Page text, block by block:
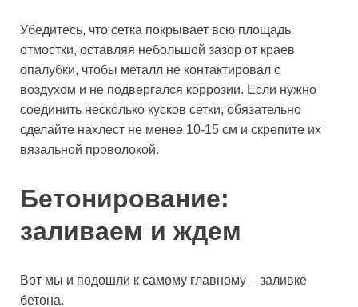
Убедитесь, что сетка покрывает всю площадь
отмостки, оставляя небольшой зазор от краев
опалубки, чтобы металл не контактировал с
воздухом и не подвергался коррозии. Если нужно
соединить несколько кусков сетки, обязательно
сделайте нахлест не менее 10-15 см и скрепите их
вязальной проволокой.
Бетонирование:
заливаем и ждем
Вот мы и подошли к самому главному – заливке
бетона.